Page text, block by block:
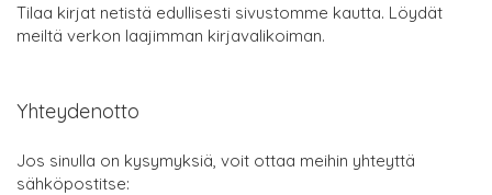
Tilaa kirjat netistä edullisesti sivustomme kautta. Löydät
meiltä verkon laajimman kirjavalikoiman.
Yhteydenotto
Jos sinulla on kysymyksiä, voit ottaa meihin yhteyttä
sähköpostitse: